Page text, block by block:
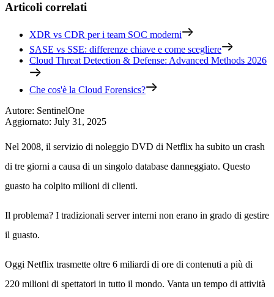
Articoli correlati
XDR vs CDR per i team SOC moderni
SASE vs SSE: differenze chiave e come scegliere
Cloud Threat Detection & Defense: Advanced Methods 2026
Che cos'è la Cloud Forensics?
Autore: SentinelOne
Aggiornato: July 31, 2025
Nel 2008, il servizio di noleggio DVD di Netflix ha subito un crash
di tre giorni a causa di un singolo database danneggiato. Questo
guasto ha colpito milioni di clienti.
Il problema? I tradizionali server interni non erano in grado di gestire
il guasto.
Oggi Netflix trasmette oltre 6 miliardi di ore di contenuti a più di
220 milioni di spettatori in tutto il mondo. Vanta un tempo di attività